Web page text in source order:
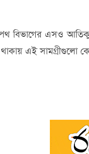
বিভাগের এসও আতিকুর
এই সামগ্রীগুলো